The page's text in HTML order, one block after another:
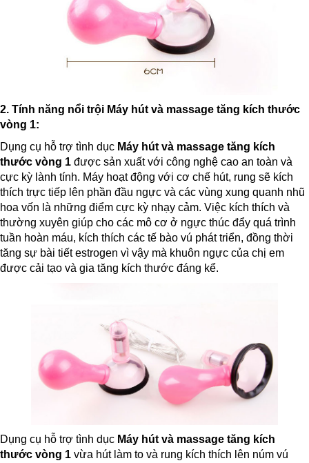
2. Tính năng nổi trội Máy hút và massage tăng kích thước
vòng 1:
Dụng cụ hỗ trợ tình dục Máy hút và massage tăng kích
thước vòng 1 được sản xuất với công nghệ cao an toàn và
cực kỳ lành tính. Máy hoạt động với cơ chế hút, rung sẽ kích
thích trực tiếp lên phần đầu ngực và các vùng xung quanh nhũ
hoa vốn là những điểm cực kỳ nhạy cảm. Việc kích thích và
thường xuyên giúp cho các mô cơ ở ngực thúc đẩy quá trình
tuần hoàn máu, kích thích các tế bào vú phát triển, đồng thời
tăng sự bài tiết estrogen vì vậy mà khuôn ngực của chị em
được cải tạo và gia tăng kích thước đáng kể.
Dụng cụ hỗ trợ tình dục Máy hút và massage tăng kích
thước vòng 1 vừa hút làm to và rung kích thích lên núm vú